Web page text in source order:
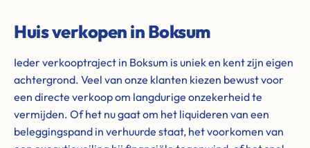
Huis verkopen in Boksum
Ieder verkooptraject in Boksum is uniek en kent zijn eigen
achtergrond. Veel van onze klanten kiezen bewust voor
een directe verkoop om langdurige onzekerheid te
vermijden. Of het nu gaat om het liquideren van een
beleggingspand in verhuurde staat, het voorkomen van